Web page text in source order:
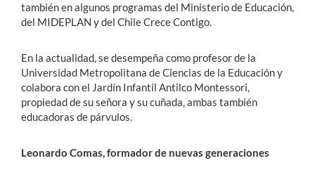
también en algunos programas del Ministerio de Educación,
del MIDEPLAN y del Chile Crece Contigo.
En la actualidad, se desempeña como profesor de la
Universidad Metropolitana de Ciencias de la Educación y
colabora con el Jardín Infantil Antilco Montessori,
propiedad de su señora y su cuñada, ambas también
educadoras de párvulos.
Leonardo Comas, formador de nuevas generaciones